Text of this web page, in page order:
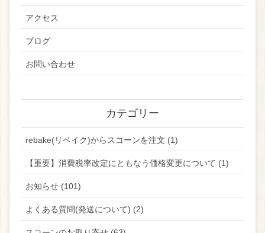
アクセス
ブログ
お問い合わせ
カテゴリー
rebake(リベイク)からスコーンを注文 (1)
【重要】消費税率改定にともなう価格変更について (1)
お知らせ (101)
よくある質問(発送について) (2)